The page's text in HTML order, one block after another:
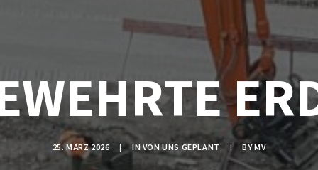
25. MÄRZ 2026 | INVON UNS GEPLANT | BYMV